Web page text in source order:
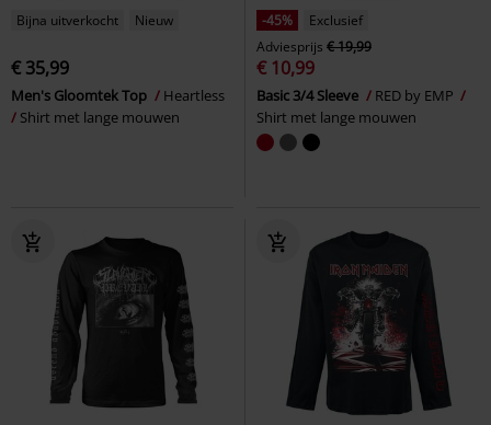
Bijna uitverkocht Nieuw
€ 35,99
Men's Gloomtek Top
Heartless
Shirt met lange mouwen
-45%
Exclusief
Adviesprijs € 19,99
€ 10,99
Basic 3/4 Sleeve
RED by EMP
Shirt met lange mouwen